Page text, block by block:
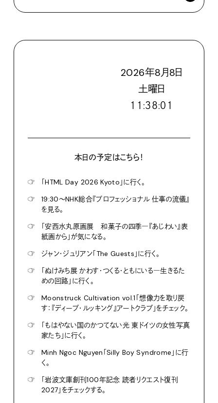
2026年8月8日
土曜日
１１:３８:０２
本日の予定はこちら！
☞
「HTML Day 2026 Kyoto」に行く。
☞
19:30〜NHK総合『プロフェッショナル 仕事の流儀』
を見る。
☞
「安西水丸原画展 和菓子の四季―『あじわい』表
紙画から」が気になる。
☞
ジャン・ジュリアン「The Guests」に行く。
☞
「ぬけみち展 かわす・つくる・ともにいる―生きるた
めの回路」に行く。
☞
Moonstruck Cultivation vol.1「想像力を取り戻
す：『ディープ・ルッキング』アートクラブ」をチェック。
☞
「もはやない国のかつてない光 東ドイツの女性写真
家たち」に行く。
☞
Minh Ngoc Nguyen「Silly Boy Syndrome」に行
く。
☞
「岩波文庫創刊100年記念 読者リクエスト復刊
2027」をチェックする。